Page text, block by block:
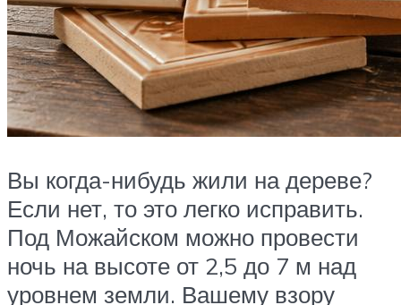
Вы когда-нибудь жили на дереве?
Если нет, то это легко исправить.
Под Можайском можно провести
ночь на высоте от 2,5 до 7 м над
уровнем земли. Вашему взору